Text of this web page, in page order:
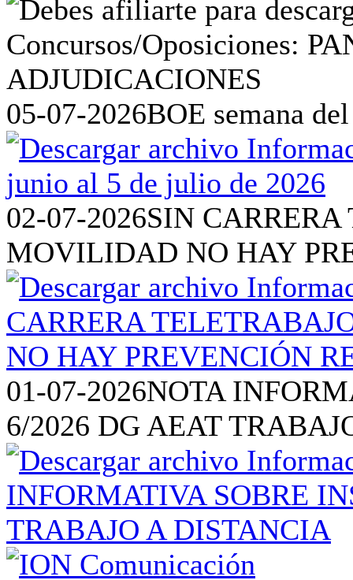
05-07-2026BOE semana
02-07-2026SIN
MOVILIDAD NO HAY
01-07-2026NOTA
6/2026 DG AEAT